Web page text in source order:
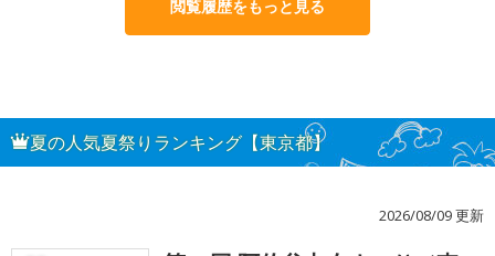
閲覧履歴をもっと見る
夏の人気夏祭りランキング【東京都】
2026/08/09 更新